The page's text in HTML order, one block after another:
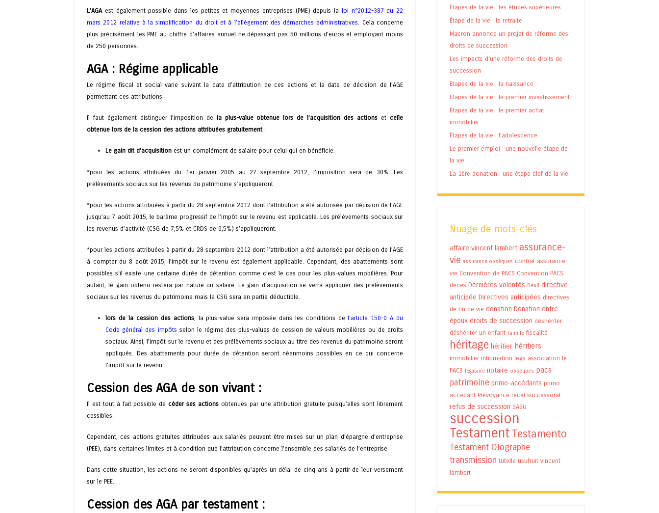
L’AGAest également possible dans les petites et moyennes entreprises (PME) depuis la loi n°2012-387 du 22
mars 2012 relative à la simplification du droit et à l’allègement des démarches administratives. Cela concerne
plus précisément les PME au chiffre d’affaires annuel ne dépassant pas 50 millions d’euros et employant moins
de 250 personnes.
AGA : Régime applicable
Le régime fiscal et social varie suivant la date d’attribution de ces actions et la date de décision de l’AGE
permettant ces attributions.
Il faut également distinguer l’imposition de la plus-value obtenue lors de l’acquisition des actions etcelle
obtenue lors de la cession des actions attribuées gratuitement:
Le gain dit d’acquisition est un complément de salaire pour celui qui en bénéficie.
*pour les actions attribuées du 1er janvier 2005 au 27 septembre 2012, l’imposition sera de 30%. Les
prélèvements sociaux sur les revenus du patrimoine s’appliqueront.
*pour les actions attribuées à partir du 28 septembre 2012 dont l’attribution a été autorisée par décision de l’AGE
jusqu’au 7 août 2015, le barème progressif de l’impôt sur le revenu est applicable. Les prélèvements sociaux sur
les revenus d’activité (CSG de 7,5% et CRDS de 0,5%) s’appliqueront.
*pour les actions attribuées à partir du 28 septembre 2012 dont l’attribution a été autorisée par décision de l’AGE
à compter du 8 août 2015, l’impôt sur le revenu est également applicable. Cependant, des abattements sont
possibles s’il existe une certaine durée de détention comme c’est le cas pour les plus-values mobilières. Pour
autant, le gain obtenu restera par nature un salaire. Le gain d’acquisition se verra appliquer des prélèvements
sociaux sur les revenus du patrimoine mais la CSG sera en partie déductible.
lors de la cession des actions, la plus-value sera imposée dans les conditions del’article 150-0 A du
Code général des impôts selon le régime des plus-values de cession de valeurs mobilières ou de droits
sociaux. Ainsi, l’impôt sur le revenu et des prélèvements sociaux au titre des revenus du patrimoine seront
appliqués. Des abattements pour durée de détention seront néanmoins possibles en ce qui concerne
l’impôt sur le revenu.
Cession des AGA de son vivant :
Il est tout à fait possible decéder ses actionsobtenues par une attribution gratuite puisqu’elles sont librement
cessibles.
Cependant, ces actions gratuites attribuées aux salariés peuvent être mises sur un plan d’épargne d’entreprise
(PEE), dans certaines limites et à condition que l’attribution concerne l’ensemble des salariés de l’entreprise.
Dans cette situation, les actions ne seront disponibles qu’après un délai de cinq ans à partir de leur versement
sur le PEE.
Cession des AGA par testament :
Étapes de la vie : les études supérieures
Étape de la vie : la retraite
Macron annonce un projet de réforme des
droits de succession
Les impacts d’une réforme des droits de
succession
Etapes de la vie : la naissance
Etapes de la vie : le premier investissement
Étapes de la vie : le premier achat
immobilier
Étapes de la vie : l’adolescence
Le premier emploi : une nouvelle étape de
la vie
La 1ère donation : une étape clef de la vie
Nuage de mots-clés
affaire vincent lambert assurance-
vie assurance obsèques contrat assurance
vie Convention de PACS Convention PACS
deces Dernières volontés Deuil directive
anticipée Directives anticipées directives
de fin de vie donation Donation entre
époux droits de succession déshériter
déshériter un enfant Famille fiscalité
héritage héritier héritiers
immobilier inhumation legs association le
PACS légataire notaire obsèques pacs
patrimoine primo-accédants primo
accedant Prévoyance recel successoral
refus de succession SASU
succession
Testament Testamento
Testament Olographe
transmission tutelle usufruit vincent
lambert